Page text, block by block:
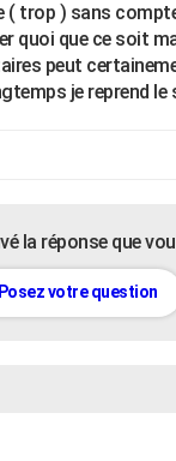
trop ) sans
quoi que ce soit
peut
je reprend le
la réponse que
Posez votre question